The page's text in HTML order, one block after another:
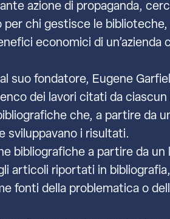
azione di propaganda,
chi gestisce le
economici di un’azienda
suo fondatore, Eugene
dei lavori citati da
che, a partire da
sviluppavano i risultati.
bibliografiche a partire da
articoli riportati in
fonti della problematica o